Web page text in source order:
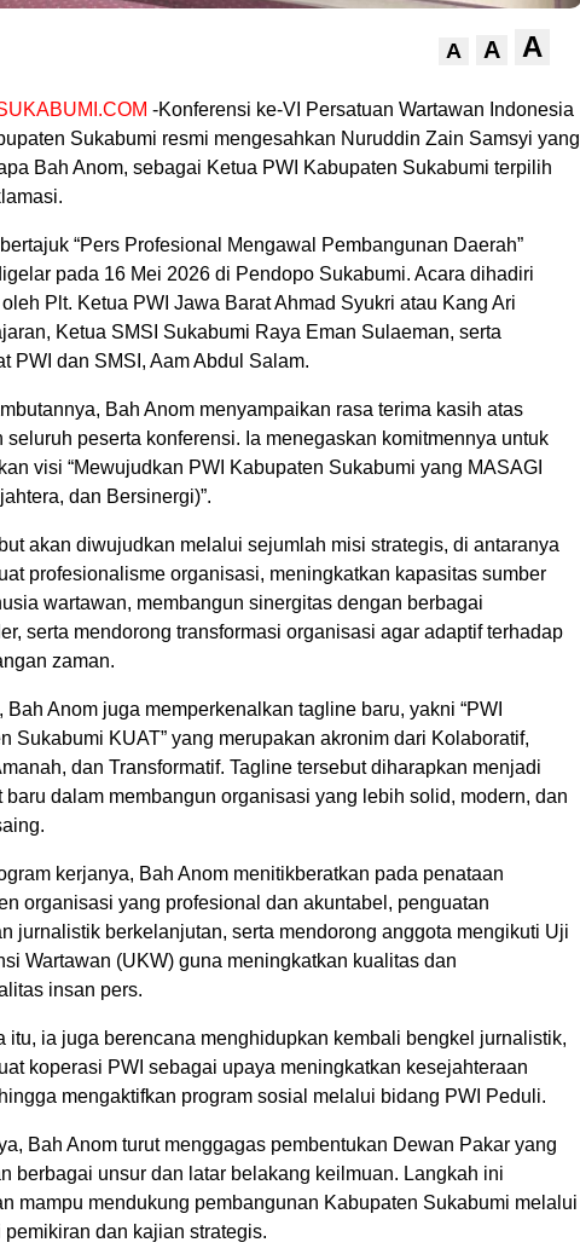
A A A
-Konferensi ke-VI Persatuan Wartawan Indonesia
Sukabumi resmi mengesahkan Nuruddin Zain Samsyi yang
Bah Anom, sebagai Ketua PWI Kabupaten Sukabumi terpilih
“Pers Profesional Mengawal Pembangunan Daerah”
pada 16 Mei 2026 di Pendopo Sukabumi. Acara dihadiri
oleh Plt. Ketua PWI Jawa Barat Ahmad Syukri atau Kang Ari
Ketua SMSI Sukabumi Raya Eman Sulaeman, serta
PWI dan SMSI, Aam Abdul Salam.
Bah Anom menyampaikan rasa terima kasih atas
seluruh peserta konferensi. Ia menegaskan komitmennya untuk
visi “Mewujudkan PWI Kabupaten Sukabumi yang MASAGI
dan Bersinergi)”.
akan diwujudkan melalui sejumlah misi strategis, di antaranya
profesionalisme organisasi, meningkatkan kapasitas sumber
wartawan, membangun sinergitas dengan berbagai
serta mendorong transformasi organisasi agar adaptif terhadap
zaman.
Bah Anom juga memperkenalkan tagline baru, yakni “PWI
Sukabumi KUAT” yang merupakan akronim dari Kolaboratif,
dan Transformatif. Tagline tersebut diharapkan menjadi
baru dalam membangun organisasi yang lebih solid, modern, dan
kerjanya, Bah Anom menitikberatkan pada penataan
organisasi yang profesional dan akuntabel, penguatan
jurnalistik berkelanjutan, serta mendorong anggota mengikuti Uji
Wartawan (UKW) guna meningkatkan kualitas dan
insan pers.
itu, ia juga berencana menghidupkan kembali bengkel jurnalistik,
koperasi PWI sebagai upaya meningkatkan kesejahteraan
mengaktifkan program sosial melalui bidang PWI Peduli.
Bah Anom turut menggagas pembentukan Dewan Pakar yang
berbagai unsur dan latar belakang keilmuan. Langkah ini
mampu mendukung pembangunan Kabupaten Sukabumi melalui
pemikiran dan kajian strategis.